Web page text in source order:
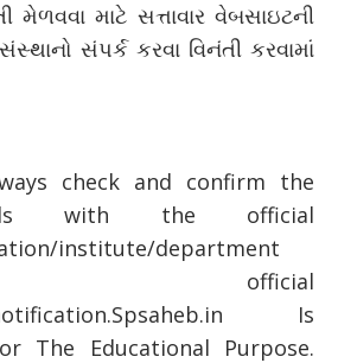
મેળવવા માટે સત્તાવાર વેબસાઇટની
સંપર્ક કરવા વિનંતી કરવામાં
check and confirm the
with the official
institute/department
official
notification.Spsaheb.in Is
The Educational Purpose.